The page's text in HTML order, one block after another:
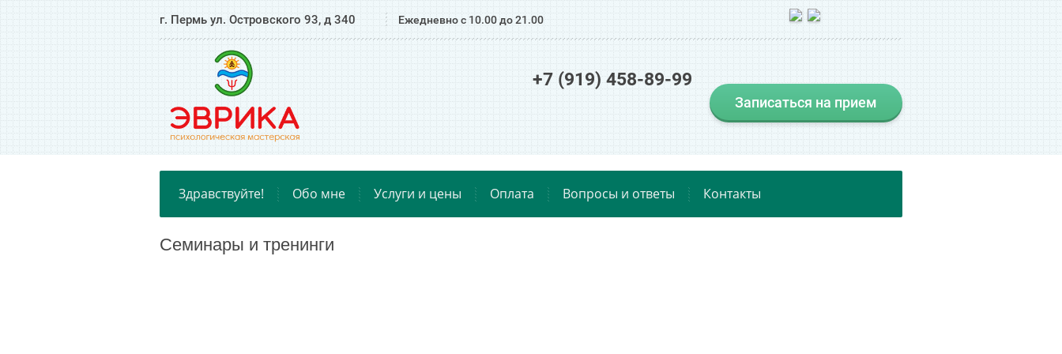
г. Пермь ул. Островского 93, д 340 Ежедневно с 10.00 до 21.00
+7 (919) 458-89-99
Записаться на прием
Здравствуйте! Обо мне Услуги и цены Оплата Вопросы и ответы Контакты
Семинары и тренинги